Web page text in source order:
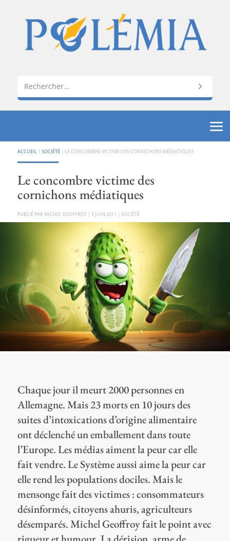
ACCUEIL | SOCIÉTÉ| LE CONCOMBRE VICTIME DES CORNICHONS MÉDIATIQUES
Le concombre victime des
cornichons médiatiques
PAR MICHEL GEOFFROY| 7 JUIN 2011 | SOCIÉTÉ
Chaque jour il meurt 2000 personnes en
Allemagne. Mais 23 morts en 10 jours des
suites d’intoxications d’origine alimentaire
ont déclenché un emballement dans toute
l’Europe. Les médias aiment la peur car elle
fait vendre. Le Système aussi aime la peur car
elle rend les populations dociles. Mais le
mensonge fait des victimes : consommateurs
désinformés, citoyens ahuris, agriculteurs
désemparés. Michel Geoffroy fait le point avec